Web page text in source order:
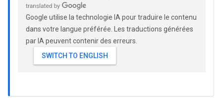
Google utilise la technologie IA pour traduire le contenu
dans votre langue préférée. Les traductions générées
par IA peuvent contenir des erreurs.